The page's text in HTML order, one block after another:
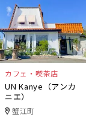
カフェ・喫茶店
UN Kanye（アンカ
ニエ）
蟹江町